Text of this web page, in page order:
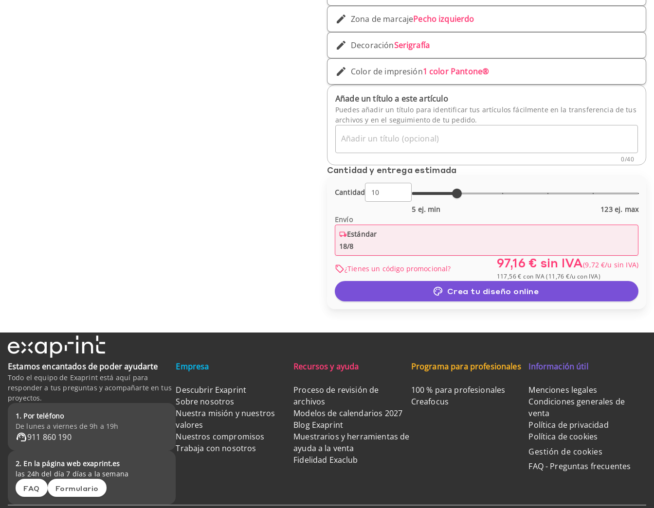
Zona de marcajePecho izquierdo
DecoraciónSerigrafía
Color de impresión1 color Pantone®
Añade un título a este artículo
Puedes añadir un título para identificar tus artículos fácilmente en la transferencia de tus
archivos y en el seguimiento de tu pedido.
Añadir un título (opcional)
0/40
Cantidad y entrega estimada
Cantidad
5 ej. min
123 ej. max
Envío
Estándar
18/8
¿Tienes un código promocional? 97,16 € sin IVA(9,72 €/u sin IVA)
117,56 € con IVA(11,76 €/u con IVA)
Crea tu diseño online
Estamos encantados de poder ayudarte
Todo el equipo de Exaprint está aquí para
responder a tus preguntas y acompañarte en tus
proyectos.
1. Por teléfono
De lunes a viernes de 9h a 19h
911 860 190
2. En la página web exaprint.es
las 24h del día 7 días a la semana
FAQ Formulario
Empresa
Descubrir Exaprint
Sobre nosotros
Nuestra misión y nuestros
valores
Nuestros compromisos
Trabaja con nosotros
Recursos y ayuda
Proceso de revisión de
archivos
Modelos de calendarios 2027
Blog Exaprint
Muestrarios y herramientas de
ayuda a la venta
Fidelidad Exaclub
Programa para profesionales
100 % para profesionales
Creafocus
Información útil
Menciones legales
Condiciones generales de
venta
Política de privacidad
Política de cookies
Gestión de cookies
FAQ - Preguntas frecuentes